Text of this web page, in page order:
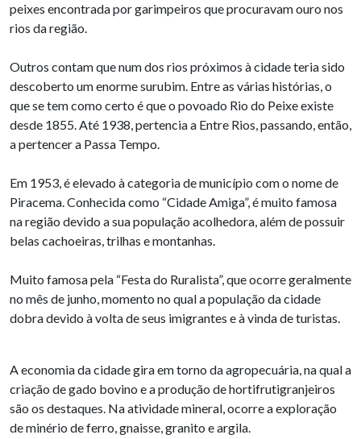
peixes encontrada por garimpeiros que procuravam ouro nos
rios da região.
Outros contam que num dos rios próximos à cidade teria sido
descoberto um enorme surubim. Entre as várias histórias, o
que se tem como certo é que o povoado Rio do Peixe existe
desde 1855. Até 1938, pertencia a Entre Rios, passando, então,
a pertencer a Passa Tempo.
Em 1953, é elevado à categoria de município com o nome de
Piracema. Conhecida como “Cidade Amiga”, é muito famosa
na região devido a sua população acolhedora, além de possuir
belas cachoeiras, trilhas e montanhas.
Muito famosa pela “Festa do Ruralista”, que ocorre geralmente
no mês de junho, momento no qual a população da cidade
dobra devido à volta de seus imigrantes e à vinda de turistas.
A economia da cidade gira em torno da agropecuária, na qual a
criação de gado bovino e a produção de hortifrutigranjeiros
são os destaques. Na atividade mineral, ocorre a exploração
de minério de ferro, gnaisse, granito e argila.